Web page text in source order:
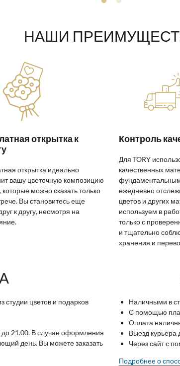
НАШИ
открытка к
открытка идеально
вашу цветочную композицию
которые можно сказать только
Вы становитесь еще
к другу, несмотря на
Контроль
Для TORY
качественных
ежедневно
цветов и других
используем в
только с
и тщательно
хранения и
студии цветов и подарков
21.00. В случае оформления
день. Вы можете заказать
Наличными в
С помощью
Оплата
Выезд курьера
Через сайт с
Подробнее о